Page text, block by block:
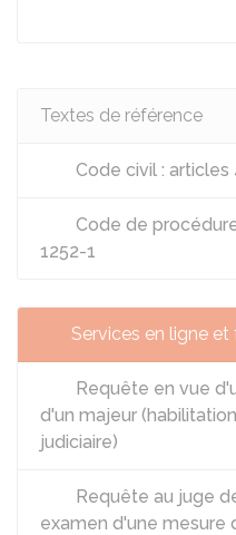
Textes de référence
Code civil : articles
Code de
1252-1
Services en ligne et
Requête en vue
d'un majeur
judiciaire)
Requête au juge
examen d'une mesure